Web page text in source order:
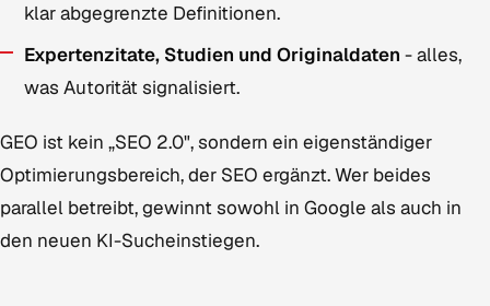
klar abgegrenzte Definitionen.
Expertenzitate, Studien und Originaldaten - alles,
was Autorität signalisiert.
GEO ist kein „SEO 2.0", sondern ein eigenständiger
Optimierungsbereich, der SEO ergänzt. Wer beides
parallel betreibt, gewinnt sowohl in Google als auch in
den neuen KI-Sucheinstiegen.